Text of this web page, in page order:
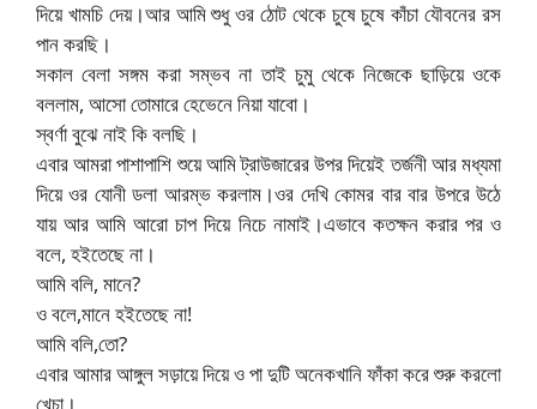
দিয়ে খামচি দেয়।আর আমি শুধু ওর ঠোট থেকে চুষে চুষে কাঁচা যৌবনের রস
পান করছি।
সকাল বেলা সঙ্গম করা সম্ভব না তাই চুমু থেকে নিজেকে ছাড়িয়ে ওকে
বললাম, আসো তোমারে হেভেনে নিয়া যাবো।
স্বর্ণা বুঝে নাই কি বলছি।
এবার আমরা পাশাপাশি শুয়ে আমি ট্রাউজারের উপর দিয়েই তর্জনী আর মধ্যমা
দিয়ে ওর যোনী ডলা আরম্ভ করলাম।ওর দেখি কোমর বার বার উপরে উঠে
যায় আর আমি আরো চাপ দিয়ে নিচে নামাই।এভাবে কতক্ষন করার পর ও
বলে, হইতেছে না।
আমি বলি, মানে?
ও বলে,মানে হইতেছে না!
আমি বলি,তো?
এবার আমার আঙ্গুল সড়ায়ে দিয়ে ও পা দুটি অনেকখানি ফাঁকা করে শুরু করলো
খেচা।